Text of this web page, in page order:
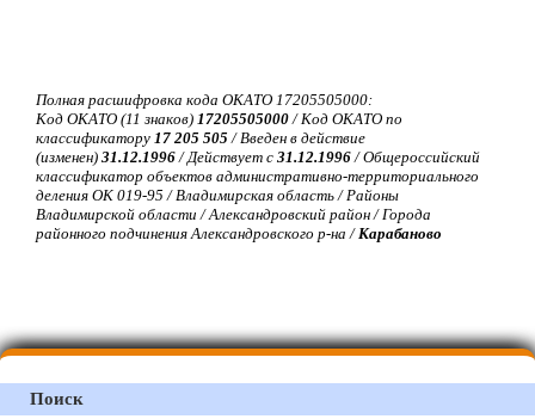
Полная расшифровка кода ОКАТО 17205505000:
Код ОКАТО (11 знаков) 17205505000 / Код ОКАТО по
классификатору 17 205 505 / Введен в действие
(изменен) 31.12.1996 / Действует с 31.12.1996 / Общероссийский
классификатор объектов административно-территориального
деления ОК 019-95 / Владимирская область / Районы
Владимирской области / Александровский район / Города
районного подчинения Александровского р-на / Карабаново
Поиск